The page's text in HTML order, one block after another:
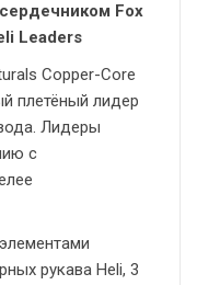
Fox
Leaders
Copper-Core
плетёный лидер
Лидеры
с
рукава Heli, 3